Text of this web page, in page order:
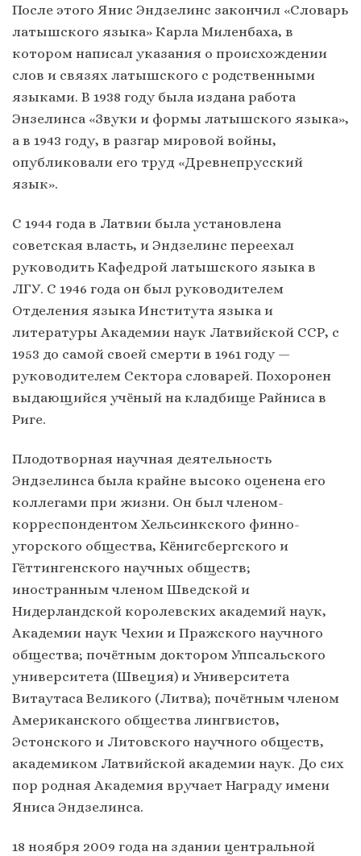
После этого Янис Эндзелинс закончил «Словарь
латышского языка» Карла Миленбаха, в
котором написал указания о происхождении
слов и связях латышского с родственными
языками. В 1938 году была издана работа
Энзелинса «Звуки и формы латышского языка»,
а в 1943 году, в разгар мировой войны,
опубликовали его труд «Древнепрусский
язык».
С 1944 года в Латвии была установлена
советская власть, и Эндзелинс переехал
руководить Кафедрой латышского языка в
ЛГУ. С 1946 года он был руководителем
Отделения языка Института языка и
литературы Академии наук Латвийской ССР, с
1953 до самой своей смерти в 1961 году —
руководителем Сектора словарей. Похоронен
выдающийся учёный на кладбище Райниса в
Риге.
Плодотворная научная деятельность
Эндзелинса была крайне высоко оценена его
коллегами при жизни. Он был членом-
корреспондентом Хельсинкского финно-
угорского общества, Кёнигсбергского и
Гёттингенского научных обществ;
иностранным членом Шведской и
Нидерландской королевских академий наук,
Академии наук Чехии и Пражского научного
общества; почётным доктором Уппсальского
университета (Швеция) и Университета
Витаутаса Великого (Литва); почётным членом
Американского общества лингвистов,
Эстонского и Литовского научного обществ,
академиком Латвийской академии наук. До сих
пор родная Академия вручает Награду имени
Яниса Эндзелинса.
18 ноября 2009 года на здании центральной